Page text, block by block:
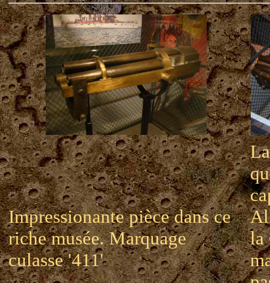
Impressionante pièce dans ce
riche musée. Marquage
culasse '411'
la